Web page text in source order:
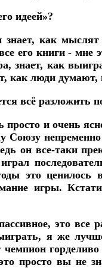
идеей»?
знает, как
его книги - мне
знает, как
как люди
всё разложить
просто и очень
Союзу
он все-таки
это
игры.
это все
я же
просто вы не